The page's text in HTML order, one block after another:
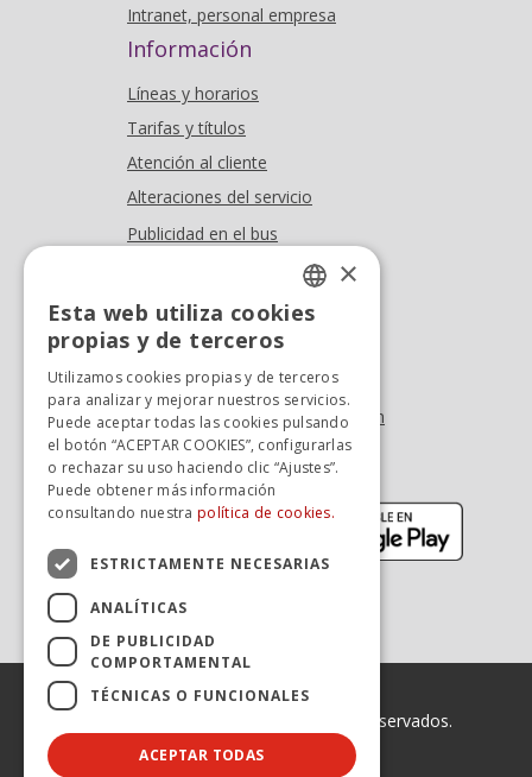
Intranet, personal empresa
Información
Líneas y horarios
Tarifas y títulos
Atención al cliente
Alteraciones del servicio
Publicidad en el bus
Oficina At. al cliente
Tel. +34 976 900 085
Tel. +34 900 923 181
info.zaragoza@avanzagrupo.com
Sugerencias y reclamaciones
Descarga la APP:
(se abre en nueva ventana)
(se
© 2026 Avanza. Todos los derechos reservados.
Enlaces legales
Declaración de Accesibilidad
SPANISH
×
Esta web utiliza cookies
propias y de terceros
Utilizamos cookies propias y de terceros
para analizar y mejorar nuestros servicios.
Puede aceptar todas las cookies pulsando
el botón “ACEPTAR COOKIES”, configurarlas
o rechazar su uso haciendo clic “Ajustes”.
Puede obtener más información
consultando nuestra política de cookies.
ESTRICTAMENTE NECESARIAS
ANALÍTICAS
DE PUBLICIDAD
COMPORTAMENTAL
TÉCNICAS O FUNCIONALES
ACEPTAR TODAS